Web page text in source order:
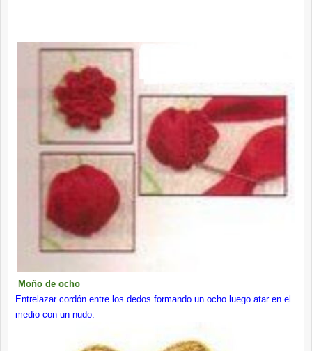
Moño de ocho
Entrelazar cordón entre los dedos formando un ocho luego atar en el
medio con un nudo.